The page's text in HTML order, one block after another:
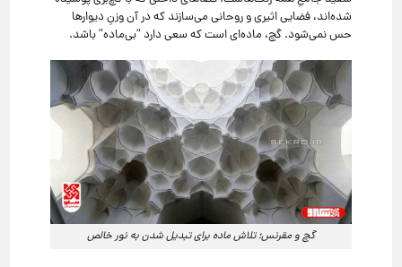
شده‌اند، فضایی اثیری و روحانی می‌سازند که در آن وزنِ دیوارها
حس نمی‌شود. گچ، ماده‌ای است که سعی دارد “بی‌ماده” باشد.
گچ و مقرنس؛ تلاش ماده برای تبدیل شدن به نور خالص